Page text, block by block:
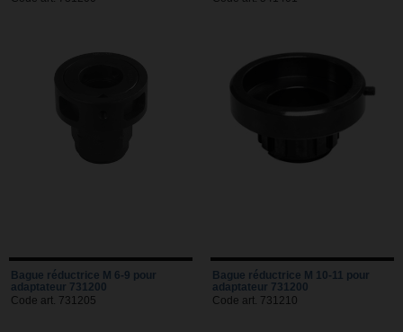
Bague réductrice M 6-9 pour
adaptateur 731200
Code art. 731205
Bague réductrice M 10-11 pour
adaptateur 731200
Code art. 731210